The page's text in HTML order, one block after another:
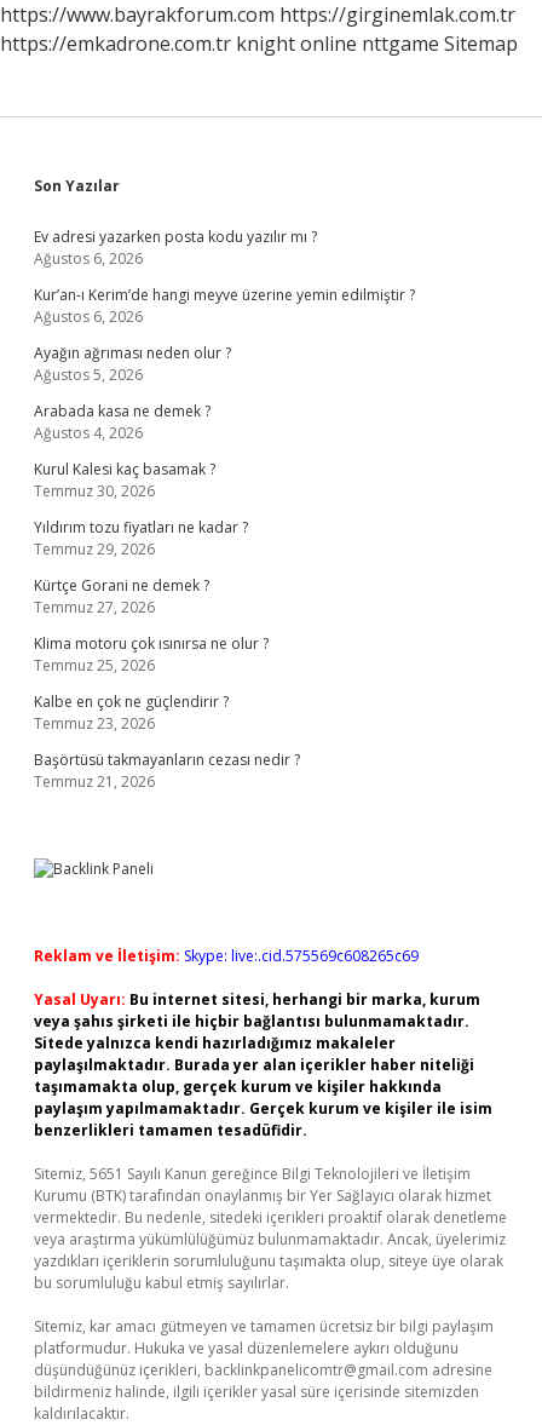
https://www.bayrakforum.com https://girginemlak.com.tr
https://emkadrone.com.tr knight online nttgame Sitemap
Sidebar
Son Yazılar
Ev adresi yazarken posta kodu yazılır mı ?
Ağustos 6, 2026
Kur’an-ı Kerim’de hangi meyve üzerine yemin edilmiştir ?
Ağustos 6, 2026
Ayağın ağrıması neden olur ?
Ağustos 5, 2026
Arabada kasa ne demek ?
Ağustos 4, 2026
Kurul Kalesi kaç basamak ?
Temmuz 30, 2026
Yıldırım tozu fiyatları ne kadar ?
Temmuz 29, 2026
Kürtçe Gorani ne demek ?
Temmuz 27, 2026
Klima motoru çok ısınırsa ne olur ?
Temmuz 25, 2026
Kalbe en çok ne güçlendirir ?
Temmuz 23, 2026
Başörtüsü takmayanların cezası nedir ?
Temmuz 21, 2026
Reklam ve İletişim: Skype: live:.cid.575569c608265c69
Yasal Uyarı: Bu internet sitesi, herhangi bir marka, kurum
veya şahıs şirketi ile hiçbir bağlantısı bulunmamaktadır.
Sitede yalnızca kendi hazırladığımız makaleler
paylaşılmaktadır. Burada yer alan içerikler haber niteliği
taşımamakta olup, gerçek kurum ve kişiler hakkında
paylaşım yapılmamaktadır. Gerçek kurum ve kişiler ile isim
benzerlikleri tamamen tesadüfidir.
Sitemiz, 5651 Sayılı Kanun gereğince Bilgi Teknolojileri ve İletişim
Kurumu (BTK) tarafından onaylanmış bir Yer Sağlayıcı olarak hizmet
vermektedir. Bu nedenle, sitedeki içerikleri proaktif olarak denetleme
veya araştırma yükümlülüğümüz bulunmamaktadır. Ancak, üyelerimiz
yazdıkları içeriklerin sorumluluğunu taşımakta olup, siteye üye olarak
bu sorumluluğu kabul etmiş sayılırlar.
Sitemiz, kar amacı gütmeyen ve tamamen ücretsiz bir bilgi paylaşım
platformudur. Hukuka ve yasal düzenlemelere aykırı olduğunu
düşündüğünüz içerikleri, backlinkpanelicomtr@gmail.com adresine
bildirmeniz halinde, ilgili içerikler yasal süre içerisinde sitemizden
kaldırılacaktır.